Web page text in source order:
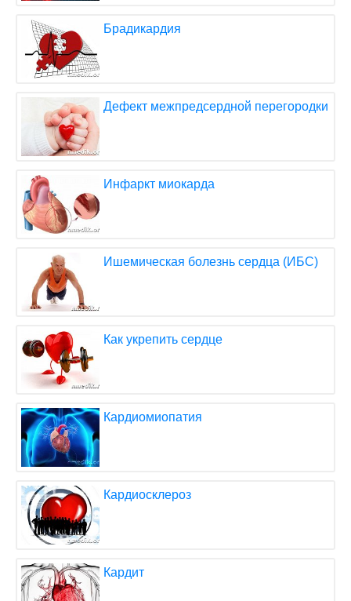
Брадикардия
Дефект межпредсердной перегородки
Инфаркт миокарда
Ишемическая болезнь сердца (ИБС)
Как укрепить сердце
Кардиомиопатия
Кардиосклероз
Кардит